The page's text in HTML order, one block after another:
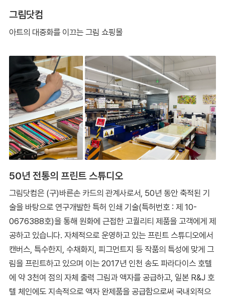
그림닷컴
아트의 대중화를 이끄는 그림 쇼핑몰
50년 전통의 프린트 스튜디오
그림닷컴은 (구)바른손 카드의 관계사로서, 50년 동안 축적된 기
술을 바탕으로 연구개발한 특허 인쇄 기술(특허번호 : 제 10-
0676388호)을 통해 원화에 근접한 고퀄리티 제품을 고객에게 제
공하고 있습니다. 자체적으로 운영하고 있는 프린트 스튜디오에서
캔버스, 특수한지, 수채화지, 피그먼트지 등 작품의 특성에 맞게 그
림을 프린트하고 있으며 이는 2017년 인천 송도 파라다이스 호텔
에 약 3천여 점의 자체 출력 그림과 액자를 공급하고, 일본 R&J 호
텔 체인에도 지속적으로 액자 완제품을 공급함으로써 국내외적으